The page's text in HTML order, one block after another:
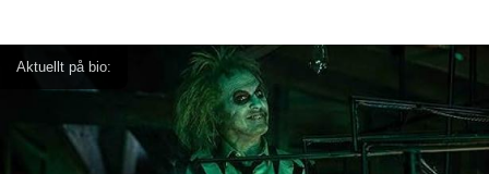
Aktuellt på bio: